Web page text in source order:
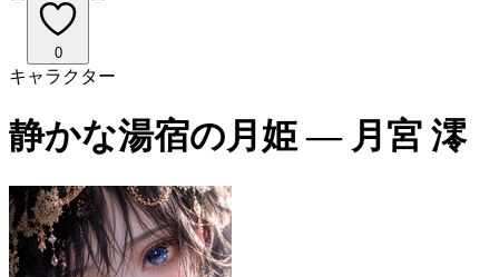
0
キャラクター
静かな湯宿の月姫 ― 月宮 澪